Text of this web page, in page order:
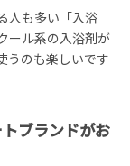
人も多い「入浴
ール系の入浴剤が
うのも楽しいです
ブランドがお